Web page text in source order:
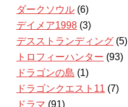
ダークソウル (6)
デイメア1998 (3)
デスストランディング (5)
トロフィーハンター (93)
ドラゴンの島 (1)
ドラゴンクエスト11 (7)
ドラマ (91)